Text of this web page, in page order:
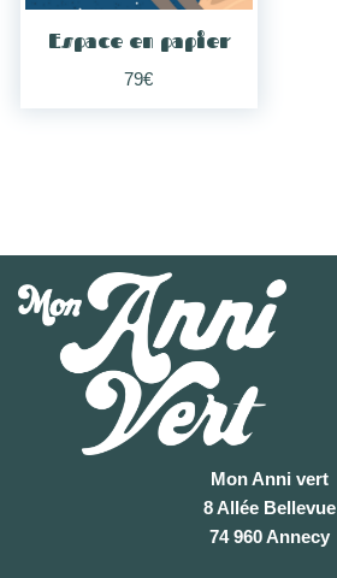
Espace en papier
79€
Mon Anni vert
8 Allée Bellevue
74 960 Annecy